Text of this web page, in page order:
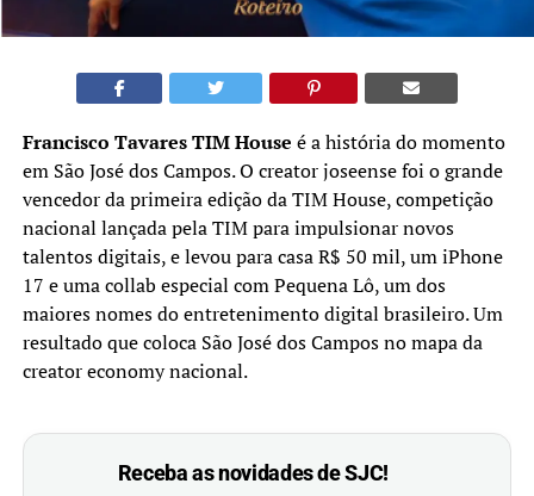
Francisco Tavares TIM House é a história do momento
em São José dos Campos. O creator joseense foi o grande
vencedor da primeira edição da TIM House, competição
nacional lançada pela TIM para impulsionar novos
talentos digitais, e levou para casa R$ 50 mil, um iPhone
17 e uma collab especial com Pequena Lô, um dos
maiores nomes do entretenimento digital brasileiro. Um
resultado que coloca São José dos Campos no mapa da
creator economy nacional.
Receba as novidades de SJC!